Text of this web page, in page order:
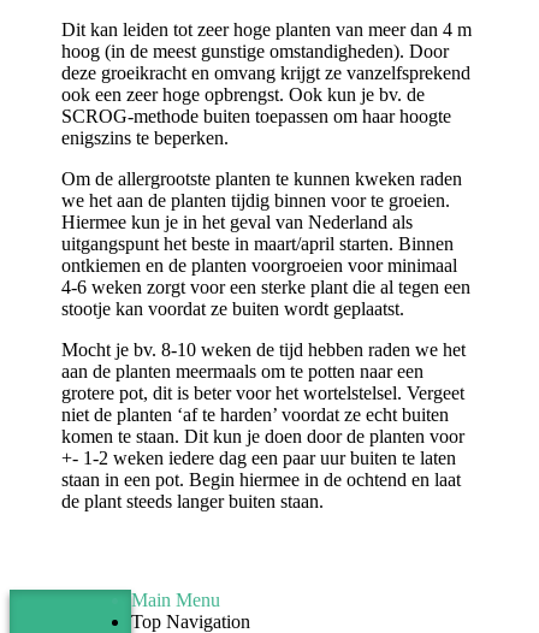
Dit kan leiden tot zeer hoge planten van meer dan 4 m
hoog (in de meest gunstige omstandigheden). Door
deze groeikracht en omvang krijgt ze vanzelfsprekend
ook een zeer hoge opbrengst. Ook kun je bv. de
SCROG-methode buiten toepassen om haar hoogte
enigszins te beperken.
Om de allergrootste planten te kunnen kweken raden
we het aan de planten tijdig binnen voor te groeien.
Hiermee kun je in het geval van Nederland als
uitgangspunt het beste in maart/april starten. Binnen
ontkiemen en de planten voorgroeien voor minimaal
4-6 weken zorgt voor een sterke plant die al tegen een
stootje kan voordat ze buiten wordt geplaatst.
Mocht je bv. 8-10 weken de tijd hebben raden we het
aan de planten meermaals om te potten naar een
grotere pot, dit is beter voor het wortelstelsel. Vergeet
niet de planten ‘af te harden’ voordat ze echt buiten
komen te staan. Dit kun je doen door de planten voor
+- 1-2 weken iedere dag een paar uur buiten te laten
staan in een pot. Begin hiermee in de ochtend en laat
de plant steeds langer buiten staan.
Main Menu
Top Navigation